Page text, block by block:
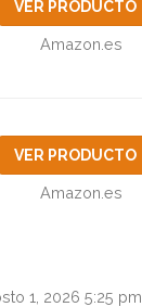
VER PRODUCTO
Amazon.es
VER PRODUCTO
Amazon.es
1, 2026 5:25 pm